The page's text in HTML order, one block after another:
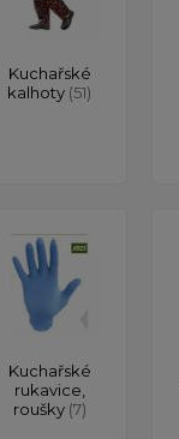
Kuchařské
kalhoty (51)
Kuchařské
rukavice,
roušky (7)